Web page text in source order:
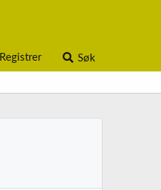
Registrer Søk